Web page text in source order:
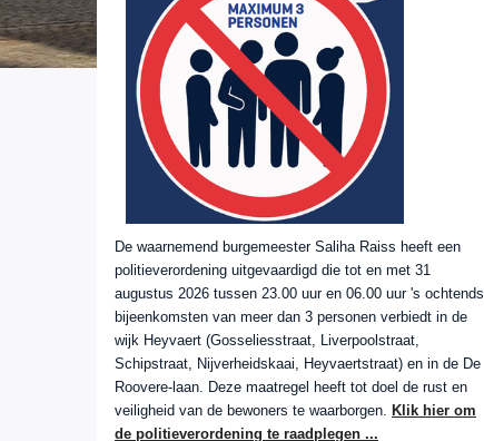
De waarnemend burgemeester Saliha Raiss heeft een
politieverordening uitgevaardigd die tot en met 31
augustus 2026 tussen 23.00 uur en 06.00 uur 's ochtends
bijeenkomsten van meer dan 3 personen verbiedt in de
wijk Heyvaert (Gosseliesstraat, Liverpoolstraat,
Schipstraat, Nijverheidskaai, Heyvaertstraat) en in de De
Roovere-laan. Deze maatregel heeft tot doel de rust en
veiligheid van de bewoners te waarborgen. Klik hier om
de politieverordening te raadplegen ...